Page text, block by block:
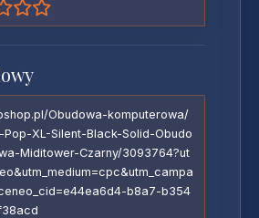
Obudowa-komputerowa/
XL-Silent-Black-Solid-Obudo
Miditower-Czarny/3093764?ut
b8a7-b354